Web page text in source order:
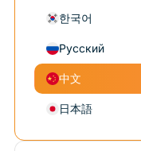
한국어
Русский
中文
日本語